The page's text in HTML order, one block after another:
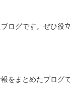
ログです。ぜひ役
をまとめたブログ